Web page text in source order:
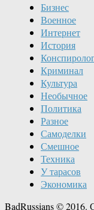
Бизнес
Военное
Интернет
История
Криминал
Культура
Необычное
Политика
Разное
Самоделки
Смешное
Техника
У тарасов
Экономика
BadRussians © 2016.